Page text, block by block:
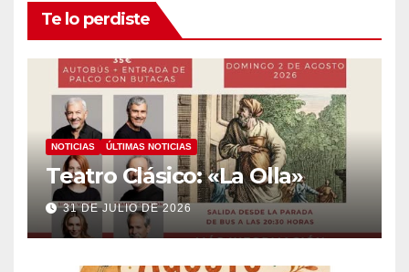
Te lo perdiste
NOTICIAS ÚLTIMAS NOTICIAS
Teatro Clásico: «La Olla»
31 DE JULIO DE 2026